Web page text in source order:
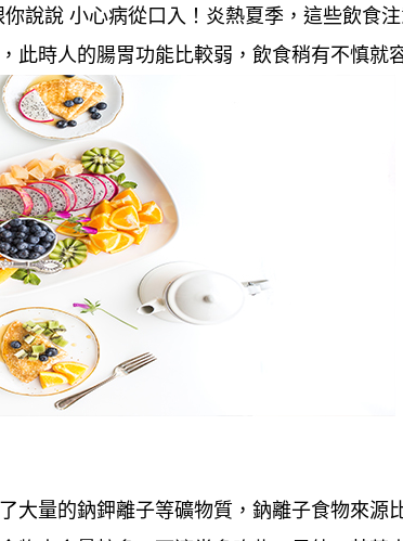
說說 小心病從口入！炎熱夏季，這些飲食
此時人的腸胃功能比較弱，飲食稍有不慎就
大量的鈉鉀離子等礦物質，鈉離子食物來源